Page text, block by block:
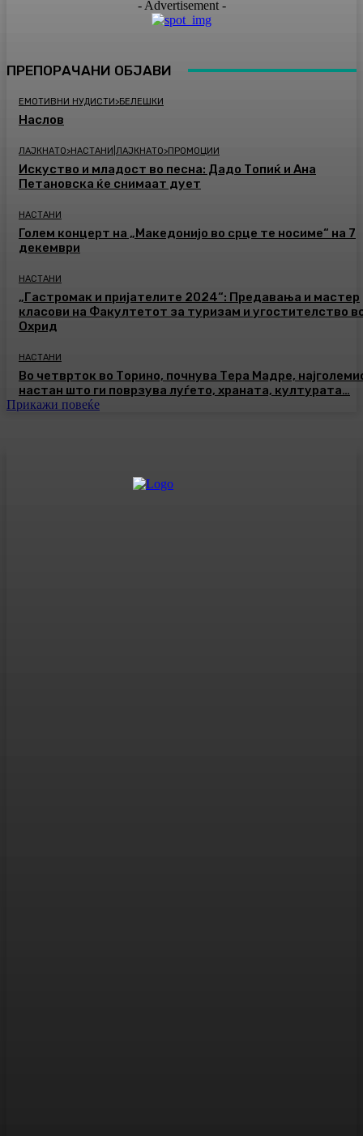
- Advertisement -
ПРЕПОРАЧАНИ ОБЈАВИ
ЕМОТИВНИ НУДИСТИ>БЕЛЕШКИ
Наслов
ЛАЈКНАТО>НАСТАНИ|ЛАЈКНАТО>ПРОМОЦИИ
Искуство и младост во песна: Дадо Топиќ и Ана
Петановска ќе снимаат дует
НАСТАНИ
Голем концерт на „Македонијо во срце те носиме“ на 7
декември
НАСТАНИ
„Гастромак и пријателите 2024“: Предавања и мастер
класови на Факултетот за туризам и угостителство
Охрид
НАСТАНИ
Во четврток во Торино, почнува Тера Мадре,
настан што ги поврзува луѓето, храната, културата…
Прикажи повеќе